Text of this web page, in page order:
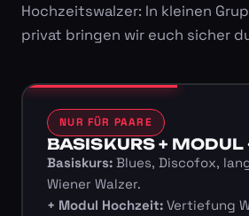
Hochzeitswalzer: In kleinen
privat bringen wir euch sicher
NUR FÜR PAARE
BASISKURS + MODUL
Basiskurs:Blues, Discofox,
Wiener Walzer.
+ Modul Hochzeit:Vertiefung